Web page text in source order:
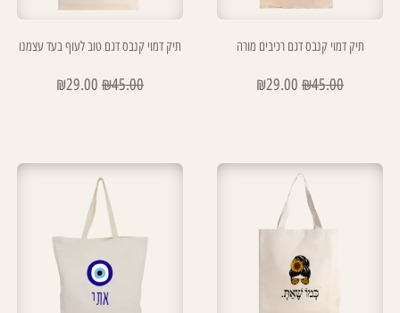
תיק דמוי קנבס דגם רכיבים מורה
₪45.00
₪29.00
תיק דמוי קנבס דגם טוב לעוף בעד עצמנו
₪45.00
₪29.00